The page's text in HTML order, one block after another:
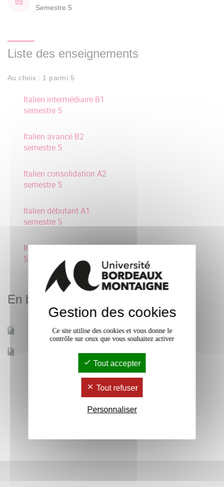
Semestre 5
Liste des enseignements
Au choix : 1 parmi 5
Italien intermédiaire B1
semestre 5
Italien avancé B2
semestre 5
Italien consolidation A2
semestre 5
Italien débutant A1
semestre 5
Italien expert C1 semestre
5
En bref
Mobilité d'études Oui
Accessible à distance Non
Gestion des cookies
Ce site utilise des cookies et vous donne le
contrôle sur ceux que vous souhaitez activer
Tout accepter
Tout refuser
Personnaliser